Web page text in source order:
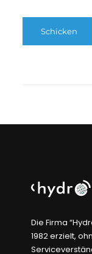
Die Firma
1982 erzielt,